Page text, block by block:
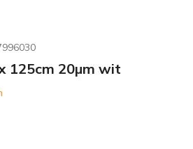
125cm 20µm wit